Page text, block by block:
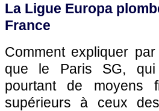
La Ligue Europa
France
Comment expliquer
que le Paris SG, qui
pourtant de moyens
supérieurs à ceux